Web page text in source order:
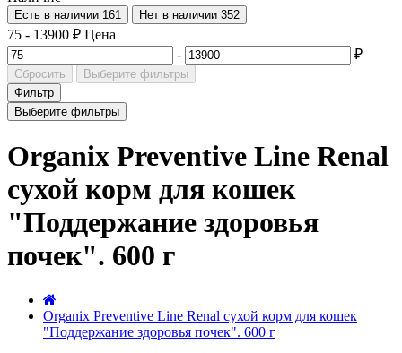
Есть в наличии 161 Нет в наличии 352
75 - 13900 ₽ Цена
-
₽
Сбросить
Выберите фильтры
Фильтр
Выберите фильтры
Organix Preventive Line Renal
сухой корм для кошек
"Поддержание здоровья
почек". 600 г
Organix Preventive Line Renal сухой корм для кошек
"Поддержание здоровья почек". 600 г